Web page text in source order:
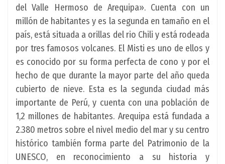
del Valle Hermoso de Arequipa». Cuenta con un
millón de habitantes y es la segunda en tamaño en el
país, está situada a orillas del rio Chili y está rodeada
por tres famosos volcanes. El Misti es uno de ellos y
es conocido por su forma perfecta de cono y por el
hecho de que durante la mayor parte del año queda
cubierto de nieve. Esta es la segunda ciudad más
importante de Perú, y cuenta con una población de
1,2 millones de habitantes. Arequipa está fundada a
2.380 metros sobre el nivel medio del mar y su centro
histórico también forma parte del Patrimonio de la
UNESCO, en reconocimiento a su historia y